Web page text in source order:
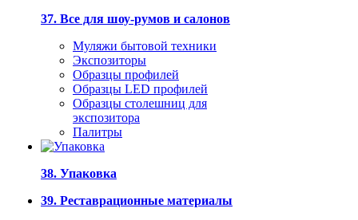
37. Все для шоу-румов и салонов
Муляжи бытовой техники
Экспозиторы
Образцы профилей
Образцы LED профилей
Образцы столешниц для
экспозитора
Палитры
38. Упаковка
39. Реставрационные материалы